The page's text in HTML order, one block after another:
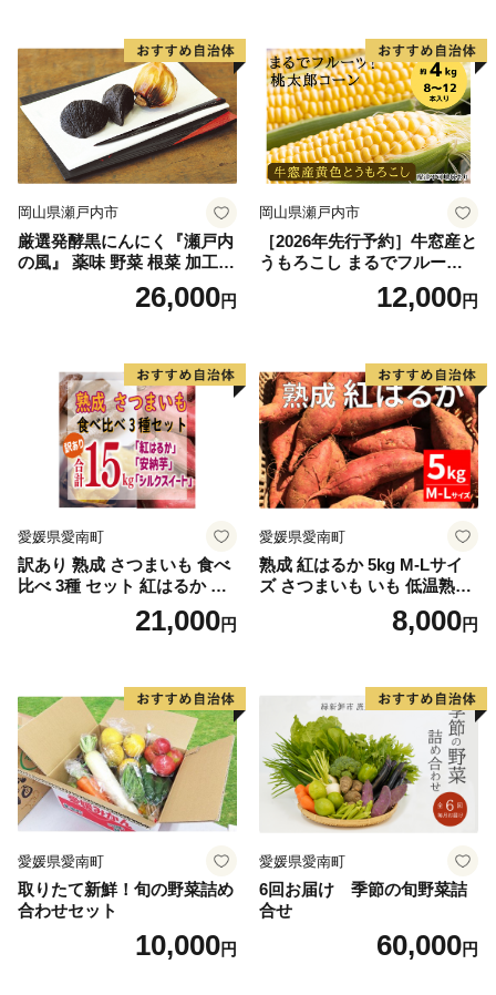
県 高鍋町産 産地直送 有機肥
料使用 高糖度 西森農園
県 高鍋町産 産地直送 有機肥
料使用 高糖度 西森農園
岡山県瀬戸内市
厳選発酵黒にんにく『瀬戸内
の風』 薬味 野菜 根菜 加工食
26,000円
岡山県瀬戸内市
［2026年先行予約］牛窓産と
うもろこし まるでフルー
ツ！最高糖度25度超え 生で
甘い、茹でて美味い！ 黄色
野菜
12,000円
愛媛県愛南町
訳あり 熟成 さつまいも 食べ
比べ 3種 セット 紅はるか 安
納芋 シルクスイート 合計 15
kg サイズ混合 サツマイモ 焼
芋 ほしいも スイートポテト
いも天 サイズミックス 甘い
ねっとり 生芋 新芋 あんのう
いも 甘藷 べにはるか スイー
ツ 国産 糖度 産地直送 農家直
送 数量限定 21000円 愛媛 愛
南 ミッチーのおみかん畑
21,000円
愛媛県愛南町
熟成 紅はるか 5kg M-Lサイ
ズ さつまいも いも 低温熟成
完全熟成収穫 甘い 糖度 焼き
芋 やきいも スイートポテト
8,000円
愛媛県愛南町
取りたて新鮮！旬の野菜詰め
合わせセット
10,000円
愛媛県愛南町
6回お届け 季節の旬野菜詰
合せ
60,000円